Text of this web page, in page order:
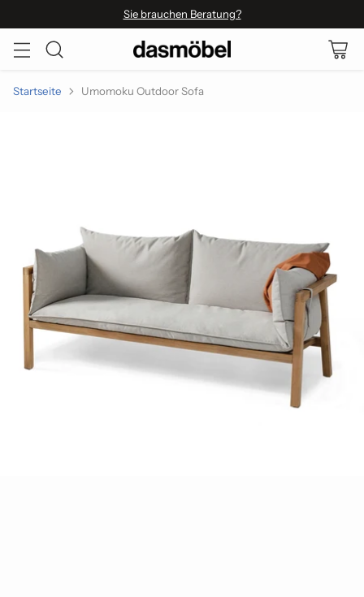
Sie brauchen Beratung?
Startseite Umomoku Outdoor Sofa